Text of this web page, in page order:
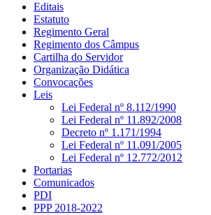
Editais
Estatuto
Regimento Geral
Regimento dos Câmpus
Cartilha do Servidor
Organização Didática
Convocações
Leis
Lei Federal nº 8.112/1990
Lei Federal nº 11.892/2008
Decreto nº 1.171/1994
Lei Federal nº 11.091/2005
Lei Federal nº 12.772/2012
Portarias
Comunicados
PDI
PPP 2018-2022